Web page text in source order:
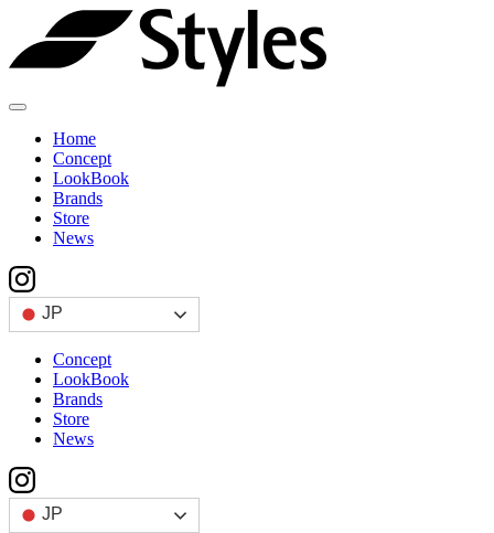
content
Home
Concept
LookBook
Brands
Store
News
JP
Concept
LookBook
Brands
Store
News
JP